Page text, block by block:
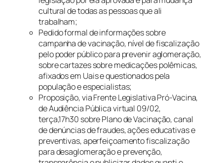
cultural de todas as pessoas que ali
trabalham;
Pedido formal de informações sobre
campanha de vacinação, nível de fiscalização
pelo poder público para prevenir aglomeração,
sobre cartazes sobre medicações polêmicas,
afixados em Uais e questionados pela
população e especialistas;
Proposição, via Frente Legislativa Pró-Vacina,
de Audiência Pública virtual 09/02,
terça,17h30 sobre Plano de Vacinação, canal
de denúncias de fraudes, ações educativas e
preventivas, aperfeiçoamento fiscalização
para desaglomeração e prevenção,